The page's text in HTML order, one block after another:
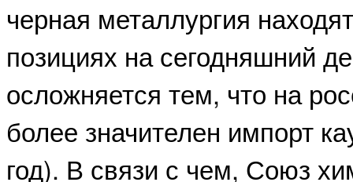
черная металлургия
позициях на сегодняшний
осложняется тем, что на
более значителен импорт
год). В связи с чем, Союз